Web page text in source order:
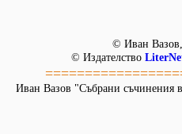
© Иван
© Издателство
Иван Вазов "Събрани съчинения